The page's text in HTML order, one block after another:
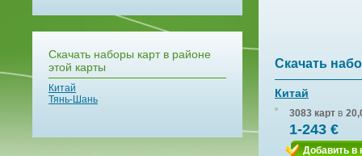
Скачать наборы карт в районе
этой карты
Китай
Тянь-Шань
Скачать
Китай
3083 карт в
1-243 €
Добавить в